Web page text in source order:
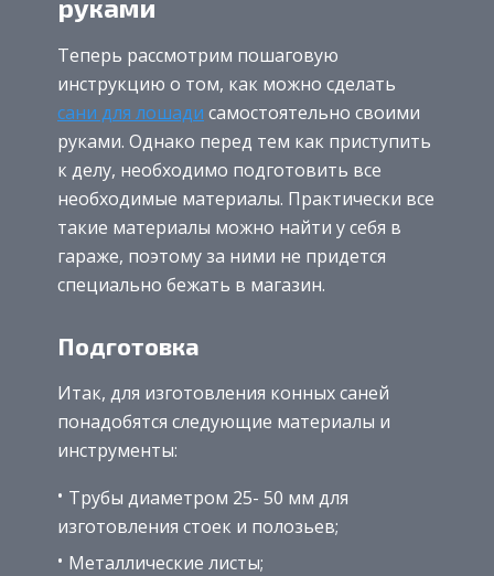
руками
Теперь рассмотрим пошаговую
инструкцию о том, как можно сделать
сани для лошади самостоятельно своими
руками. Однако перед тем как приступить
к делу, необходимо подготовить все
необходимые материалы. Практически все
такие материалы можно найти у себя в
гараже, поэтому за ними не придется
специально бежать в магазин.
Подготовка
Итак, для изготовления конных саней
понадобятся следующие материалы и
инструменты:
Трубы диаметром 25- 50 мм для
изготовления стоек и полозьев;
Металлические листы;